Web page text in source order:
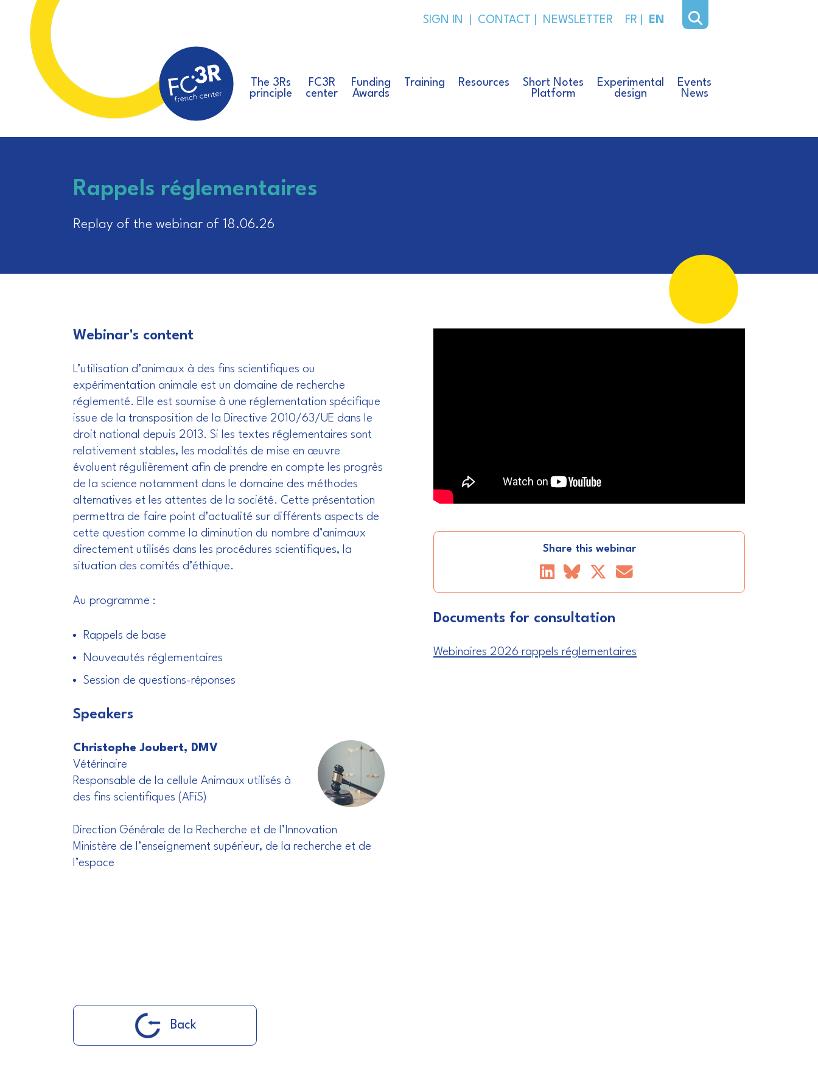
SIGN IN CONTACT NEWSLETTER FR EN
The 3Rs
principle
FC3R
center
Funding
Awards
Training Resources
Short Notes
Platform
Experimental
design
Events
News
Rappels réglementaires
Replay of the webinar of 18.06.26
Webinar's content
L’utilisation d’animaux à des fins scientifiques ou
expérimentation animale est un domaine de recherche
réglementé. Elle est soumise à une réglementation spécifique
issue de la transposition de la Directive 2010/63/UE dans le
droit national depuis 2013. Si les textes réglementaires sont
relativement stables, les modalités de mise en œuvre
évoluent régulièrement afin de prendre en compte les progrès
de la science notamment dans le domaine des méthodes
alternatives et les attentes de la société. Cette présentation
permettra de faire point d’actualité sur différents aspects de
cette question comme la diminution du nombre d’animaux
directement utilisés dans les procédures scientifiques, la
situation des comités d’éthique.
Au programme :
Rappels de base
Nouveautés réglementaires
Session de questions-réponses
Speakers
Christophe Joubert, DMV
Vétérinaire
Responsable de la cellule Animaux utilisés à
des fins scientifiques (AFiS)
Direction Générale de la Recherche et de l’Innovation
Ministère de l’enseignement supérieur, de la recherche et de
l’espace
Back
Share this webinar
Documents for consultation
Webinaires 2026 rappels réglementaires